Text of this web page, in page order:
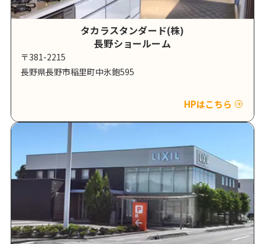
タカラスタンダード(株)
長野ショールーム
〒381-2215
長野県長野市稲里町中氷鉋595
HPはこちら